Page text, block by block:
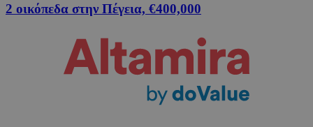
2 οικόπεδα στην Πέγεια, €400,000